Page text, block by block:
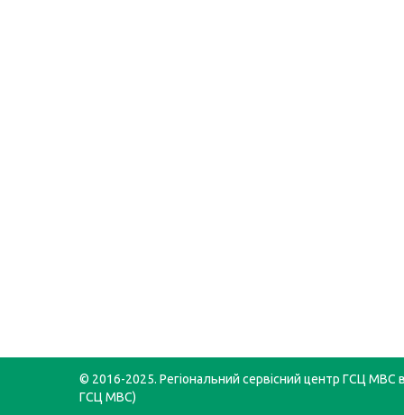
© 2016-2025. Регіональний сервісний центр ГСЦ МВС в
ГСЦ МВС)